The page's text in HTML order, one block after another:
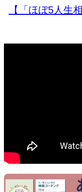
【「ほぼ5人生